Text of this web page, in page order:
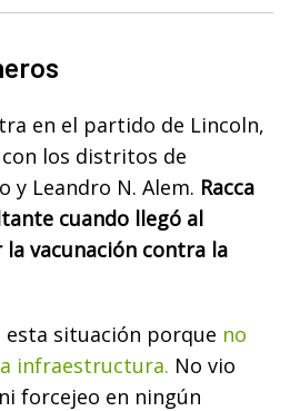
en el partido de Lincoln,
los distritos de
y Leandro N. Alem. Racca
cuando llegó al
vacunación contra la
esta situación porque no
infraestructura. No vio
forcejeo en ningún